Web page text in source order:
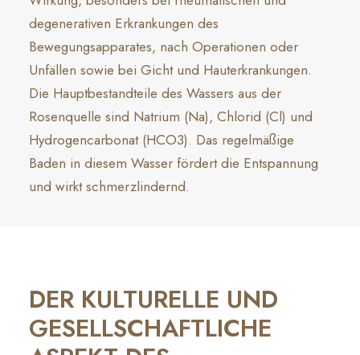
degenerativen Erkrankungen des
Bewegungsapparates, nach Operationen oder
Unfällen sowie bei Gicht und Hauterkrankungen.
Die Hauptbestandteile des Wassers aus der
Rosenquelle sind Natrium (Na), Chlorid (Cl) und
Hydrogencarbonat (HCO3). Das regelmäßige
Baden in diesem Wasser fördert die Entspannung
und wirkt schmerzlindernd.
DER KULTURELLE UND
GESELLSCHAFTLICHE